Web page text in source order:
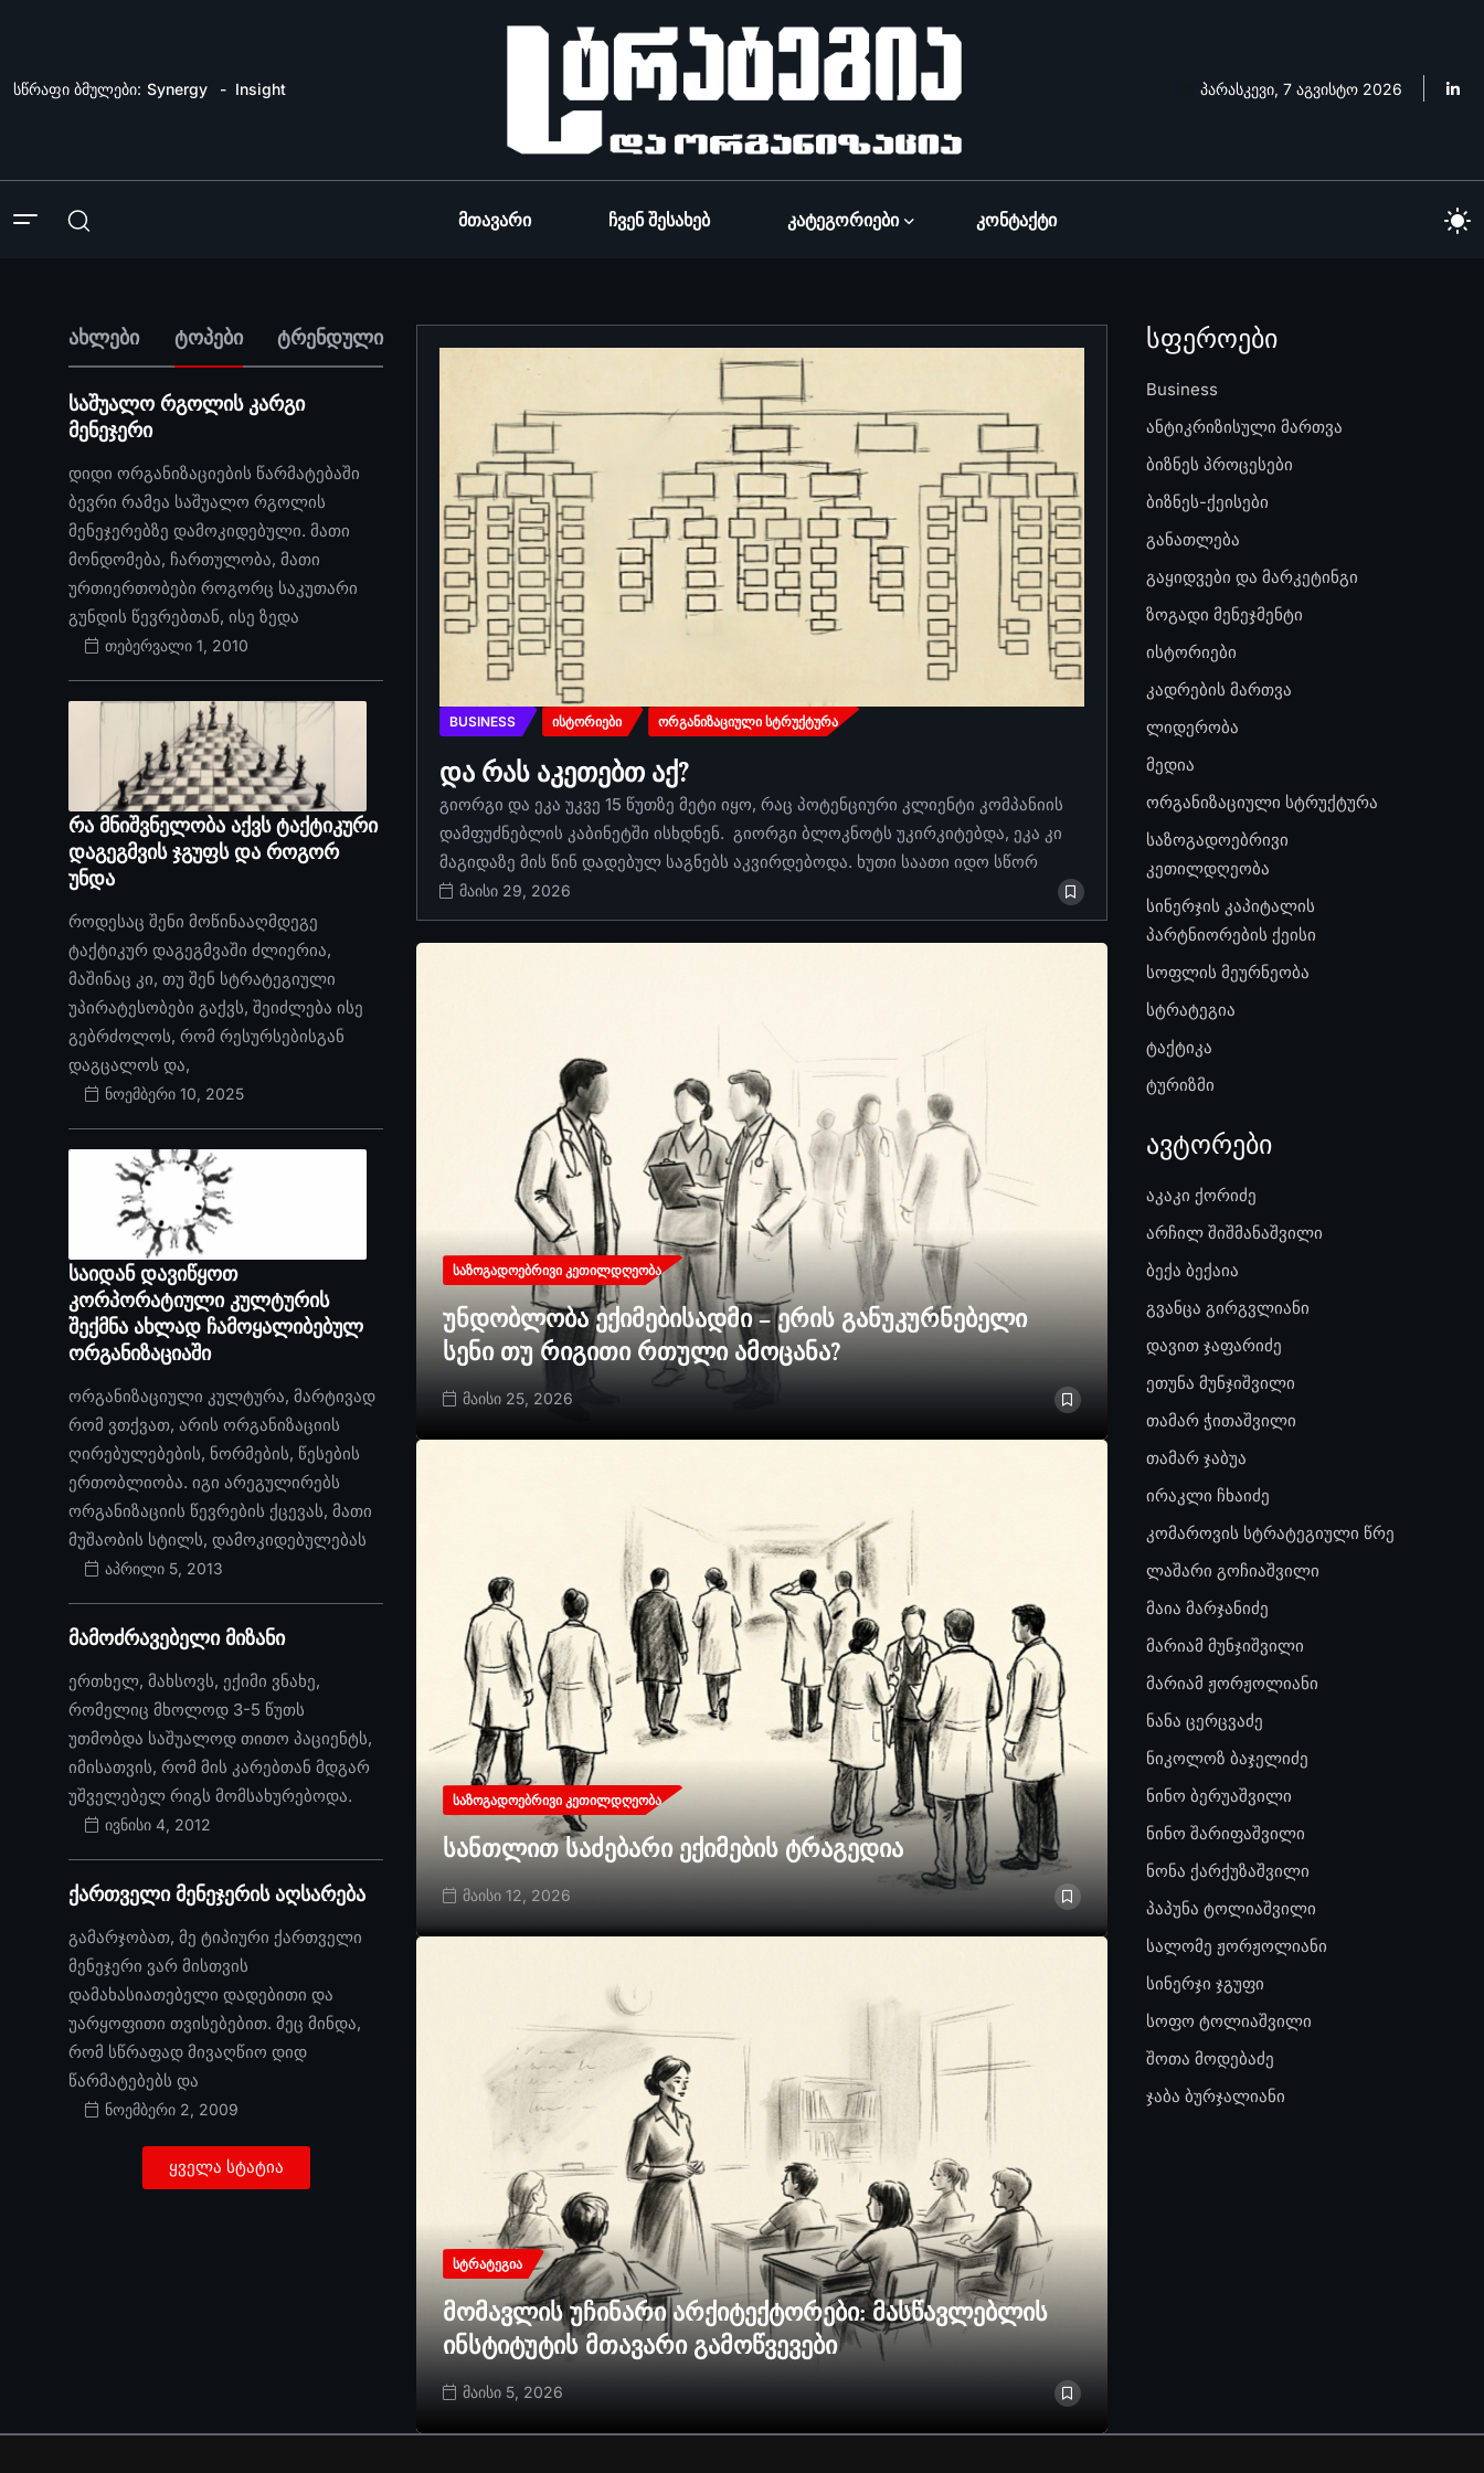
სწრაფი ბმულები: Synergy Insight პარასკევი, 7 აგვისტო 2026
Მთავარი Ჩვენ Შესახებ Კატეგორიები Კონტაქტი
ახლები ტოპები ტრენდული
საშუალო რგოლის კარგი
მენეჯერი
დიდი ორგანიზაციების წარმატებაში
ბევრი რამეა საშუალო რგოლის
მენეჯერებზე დამოკიდებული. მათი
მონდომება, ჩართულობა, მათი
ურთიერთობები როგორც საკუთარი
გუნდის წევრებთან, ისე ზედა
თებერვალი 1, 2010
რა მნიშვნელობა აქვს ტაქტიკური
დაგეგმვის ჯგუფს და როგორ
უნდა
როდესაც შენი მოწინააღმდეგე
ტაქტიკურ დაგეგმვაში ძლიერია,
მაშინაც კი, თუ შენ სტრატეგიული
უპირატესობები გაქვს, შეიძლება ისე
გებრძოლოს, რომ რესურსებისგან
დაგცალოს და,
ნოემბერი 10, 2025
საიდან დავიწყოთ
კორპორატიული კულტურის
შექმნა ახლად ჩამოყალიბებულ
ორგანიზაციაში
ორგანიზაციული კულტურა, მარტივად
რომ ვთქვათ, არის ორგანიზაციის
ღირებულებების, ნორმების, წესების
ერთობლიობა. იგი არეგულირებს
ორგანიზაციის წევრების ქცევას, მათი
მუშაობის სტილს, დამოკიდებულებას
აპრილი 5, 2013
მამოძრავებელი მიზანი
ერთხელ, მახსოვს, ექიმი ვნახე,
რომელიც მხოლოდ 3-5 წუთს
უთმობდა საშუალოდ თითო პაციენტს,
იმისათვის, რომ მის კარებთან მდგარ
უშველებელ რიგს მომსახურებოდა.
ივნისი 4, 2012
ქართველი მენეჯერის აღსარება
გამარჯობათ, მე ტიპიური ქართველი
მენეჯერი ვარ მისთვის
დამახასიათებელი დადებითი და
უარყოფითი თვისებებით. მეც მინდა,
რომ სწრაფად მივაღწიო დიდ
წარმატებებს და
ნოემბერი 2, 2009
ყველა სტატია
BUSINESS ᲘᲡᲢᲝᲠᲘᲔᲑᲘ ᲝᲠᲒᲐᲜᲘᲖᲐᲪᲘᲣᲚᲘ ᲡᲢᲠᲣᲥᲢᲣᲠᲐ
და რას აკეთებთ აქ?
გიორგი და ეკა უკვე 15 წუთზე მეტი იყო, რაც პოტენციური კლიენტი კომპანიის
დამფუძნებლის კაბინეტში ისხდნენ. გიორგი ბლოკნოტს უკირკიტებდა, ეკა კი
მაგიდაზე მის წინ დადებულ საგნებს აკვირდებოდა. ხუთი საათი იდო სწორ
მაისი 29, 2026
ᲡᲐᲖᲝᲒᲐᲓᲝᲔᲑᲠᲘᲕᲘ ᲙᲔᲗᲘᲚᲓᲦᲔᲝᲑᲐ
უნდობლობა ექიმებისადმი – ერის განუკურნებელი
სენი თუ რიგითი რთული ამოცანა?
მაისი 25, 2026
ᲡᲐᲖᲝᲒᲐᲓᲝᲔᲑᲠᲘᲕᲘ ᲙᲔᲗᲘᲚᲓᲦᲔᲝᲑᲐ
სანთლით საძებარი ექიმების ტრაგედია
მაისი 12, 2026
ᲡᲢᲠᲐᲢᲔᲒᲘᲐ
მომავლის უჩინარი არქიტექტორები: მასწავლებლის
ინსტიტუტის მთავარი გამოწვევები
მაისი 5, 2026
სფეროები
Business
ანტიკრიზისული მართვა
ბიზნეს პროცესები
ბიზნეს-ქეისები
განათლება
გაყიდვები და მარკეტინგი
ზოგადი მენეჯმენტი
ისტორიები
კადრების მართვა
ლიდერობა
მედია
ორგანიზაციული სტრუქტურა
საზოგადოებრივი
კეთილდღეობა
სინერჯის კაპიტალის
პარტნიორების ქეისი
სოფლის მეურნეობა
სტრატეგია
ტაქტიკა
ტურიზმი
ავტორები
აკაკი ქორიძე
არჩილ შიშმანაშვილი
ბექა ბექაია
გვანცა გირგვლიანი
დავით ჯაფარიძე
ეთუნა მუნჯიშვილი
თამარ ჭითაშვილი
თამარ ჯაბუა
ირაკლი ჩხაიძე
კომაროვის სტრატეგიული წრე
ლაშარი გოჩიაშვილი
მაია მარჯანიძე
მარიამ მუნჯიშვილი
მარიამ ჟორჟოლიანი
ნანა ცერცვაძე
ნიკოლოზ ბაჯელიძე
ნინო ბერუაშვილი
ნინო შარიფაშვილი
ნონა ქარქუზაშვილი
პაპუნა ტოლიაშვილი
სალომე ჟორჟოლიანი
სინერჯი ჯგუფი
სოფო ტოლიაშვილი
შოთა მოდებაძე
ჯაბა ბურჯალიანი